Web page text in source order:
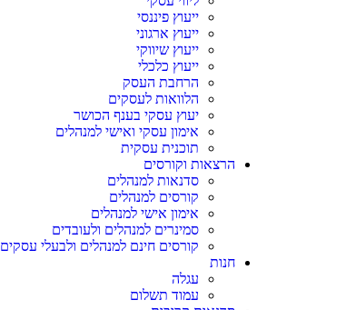
ייעוץ פיננסי
ייעוץ ארגוני
ייעוץ שיווקי
ייעוץ כלכלי
הרחבת העסק​
הלוואות לעסקים​
יעוץ עסקי בענף הכושר
אימון עסקי ואישי למנהלים
תוכנית עסקית
הרצאות וקורסים
סדנאות למנהלים
קורסים למנהלים
אימון אישי למנהלים
סמינרים למנהלים ולעובדים
קורסים חינם למנהלים ולבעלי עסקים
חנות
עגלה
עמוד תשלום